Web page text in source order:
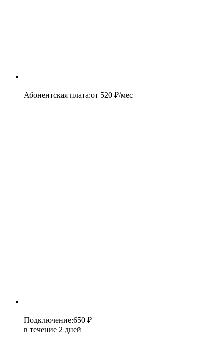
Абонентская плата:от 520 ₽/мес
Подключение:650 ₽
в течение 2 дней